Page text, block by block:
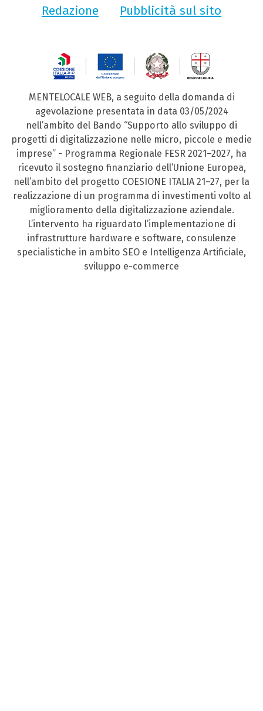
Redazione
Pubblicità sul sito
MENTELOCALE WEB, a seguito della domanda di
agevolazione presentata in data 03/05/2024
nell’ambito del Bando “Supporto allo sviluppo di
progetti di digitalizzazione nelle micro, piccole e medie
imprese” - Programma Regionale FESR 2021–2027, ha
ricevuto il sostegno finanziario dell’Unione Europea,
nell’ambito del progetto COESIONE ITALIA 21–27, per la
realizzazione di un programma di investimenti volto al
miglioramento della digitalizzazione aziendale.
L’intervento ha riguardato l’implementazione di
infrastrutture hardware e software, consulenze
specialistiche in ambito SEO e Intelligenza Artificiale,
sviluppo e-commerce